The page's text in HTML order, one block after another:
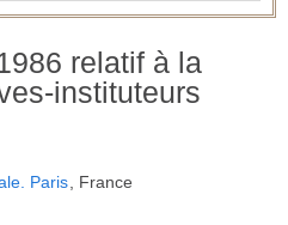
relatif à la
instituteurs
Paris , France